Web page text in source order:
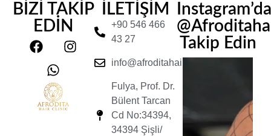
BİZİ TAKİP
EDİN
İLETİŞİM
+90 546 466
43 27
info@afroditahairclinic.com
Fulya, Prof. Dr.
Bülent Tarcan
Cd No:34394,
34394 Şişli/
Instagram’da
Takip Edin